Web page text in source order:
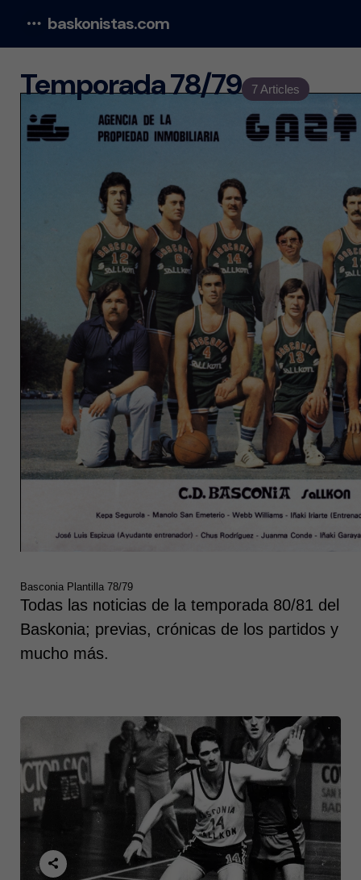
baskonistas.com
7 Articles
Temporada 78/79
Basconia Plantilla 78/79
Todas las noticias de la temporada 80/81 del
Baskonia; previas, crónicas de los partidos y
mucho más.